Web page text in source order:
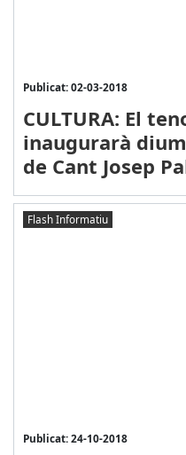
Publicat: 02-03-2018
CULTURA: El
inaugurarà
de Cant Josep
Flash Informatiu
Publicat: 24-10-2018